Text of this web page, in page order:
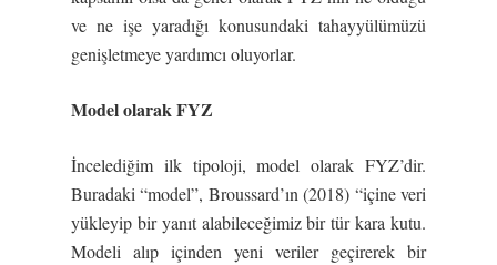
ve ne işe yaradığı konusundaki tahayyülümüzü
genişletmeye yardımcı oluyorlar.
Model olarak FYZ
İncelediğim ilk tipoloji, model olarak FYZ’dir.
Buradaki “model”, Broussard’ın (2018) “içine veri
yükleyip bir yanıt alabileceğimiz bir tür kara kutu.
Modeli alıp içinden yeni veriler geçirerek bir